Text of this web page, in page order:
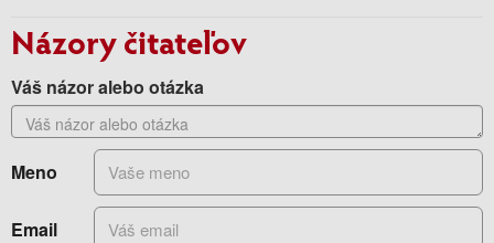
Názory čitateľov
Váš názor alebo otázka
Meno
Email